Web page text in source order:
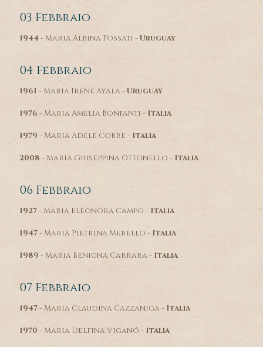
03 Febbraio
1944- Maria Albina Fossati -Uruguay
04 Febbraio
1961 - Maria Irene Ayala -Uruguay
1976 - Maria Amelia Bonfanti - Italia
1979 - Maria Adele Cobre - Italia
2008 - Maria Giuseppina Ottonello - Italia
06 Febbraio
1927- Maria Eleonora Campo - Italia
1947- Maria Pietrina Merello - Italia
1989 - Maria Benigna Carrara - Italia
07 Febbraio
1947- Maria Claudina Cazzaniga - Italia
1970 - Maria Delfina Viganó - Italia